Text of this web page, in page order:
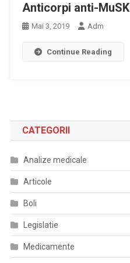
Anticorpi anti-MuSK
Mai 3, 2019 Adm
Continue Reading
CATEGORII
Analize medicale
Articole
Boli
Legislatie
Medicamente